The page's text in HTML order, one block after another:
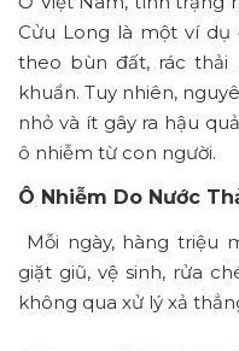
Cửu Long là một ví dụ
theo bùn đất, rác thải
khuẩn. Tuy nhiên,
nhỏ và ít gây ra hậu
ô nhiễm từ con người.
Ô Nhiễm Do Nước
Mỗi ngày, hàng triệu
giặt giũ, vệ sinh, rửa
không qua xử lý xả